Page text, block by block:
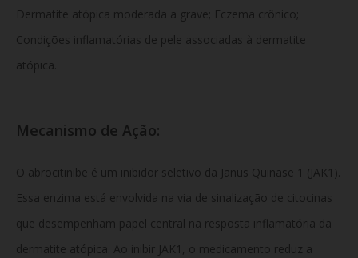
Dermatite atópica moderada a grave; Eczema crônico;
Condições inflamatórias de pele associadas à dermatite
atópica.
Mecanismo de Ação:
O abrocitinibe é um inibidor seletivo da Janus Quinase 1 (JAK1).
Essa enzima está envolvida na via de sinalização de citocinas
que desempenham papel central na resposta inflamatória da
dermatite atópica. Ao inibir JAK1, o medicamento reduz a